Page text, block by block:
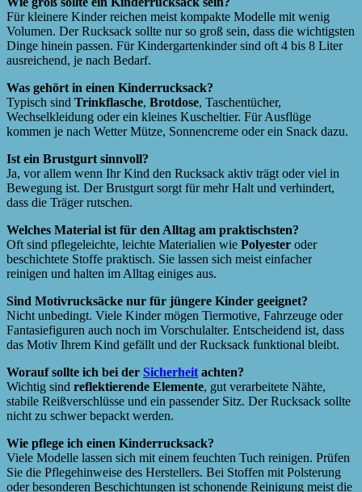
Für kleinere Kinder reichen meist kompakte Modelle mit wenig
Volumen. Der Rucksack sollte nur so groß sein, dass die wichtigsten
Dinge hinein passen. Für Kindergartenkinder sind oft 4 bis 8 Liter
ausreichend, je nach Bedarf.
Was gehört in einen Kinderrucksack?
Typisch sind Trinkflasche, Brotdose, Taschentücher,
Wechselkleidung oder ein kleines Kuscheltier. Für Ausflüge
kommen je nach Wetter Mütze, Sonnencreme oder ein Snack dazu.
Ist ein Brustgurt sinnvoll?
Ja, vor allem wenn Ihr Kind den Rucksack aktiv trägt oder viel in
Bewegung ist. Der Brustgurt sorgt für mehr Halt und verhindert,
dass die Träger rutschen.
Welches Material ist für den Alltag am praktischsten?
Oft sind pflegeleichte, leichte Materialien wie Polyester oder
beschichtete Stoffe praktisch. Sie lassen sich meist einfacher
reinigen und halten im Alltag einiges aus.
Sind Motivrucksäcke nur für jüngere Kinder geeignet?
Nicht unbedingt. Viele Kinder mögen Tiermotive, Fahrzeuge oder
Fantasiefiguren auch noch im Vorschulalter. Entscheidend ist, dass
das Motiv Ihrem Kind gefällt und der Rucksack funktional bleibt.
Worauf sollte ich bei der Sicherheit achten?
Wichtig sind reflektierende Elemente, gut verarbeitete Nähte,
stabile Reißverschlüsse und ein passender Sitz. Der Rucksack sollte
nicht zu schwer bepackt werden.
Wie pflege ich einen Kinderrucksack?
Viele Modelle lassen sich mit einem feuchten Tuch reinigen. Prüfen
Sie die Pflegehinweise des Herstellers. Bei Stoffen mit Polsterung
oder besonderen Beschichtungen ist schonende Reinigung meist die